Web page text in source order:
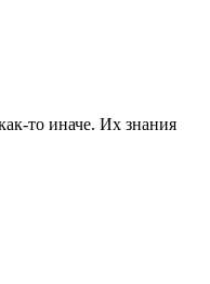
то иначе. Их знания